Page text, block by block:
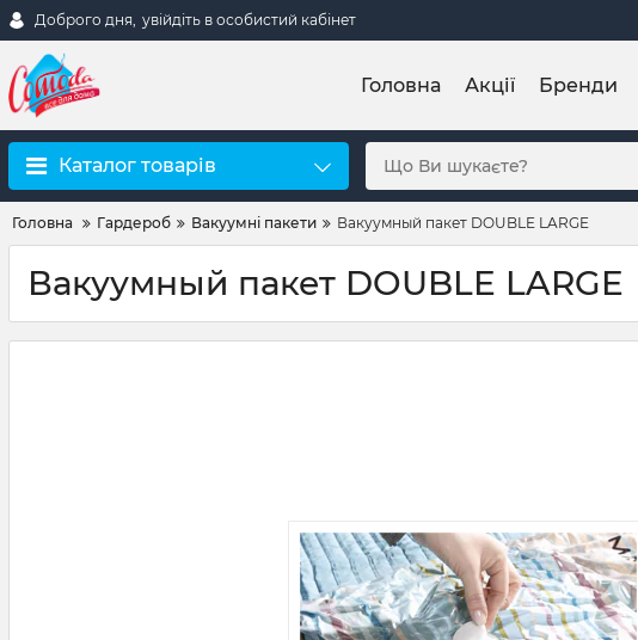
Доброго дня, увійдіть в особистий кабінет
Головна Акції Бренди
Каталог товарів
Головна Гардероб Вакуумні пакети Вакуумный пакет DOUBLE LARGE
Вакуумный пакет DOUBLE LARGE